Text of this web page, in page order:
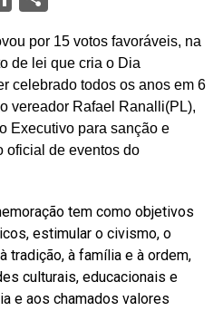
por 15 votos favoráveis, na
de lei que cria o Dia
celebrado todos os anos em 6
vereador Rafael Ranalli(PL),
Executivo para sanção e
oficial de eventos do
tem como objetivos
estimular o civismo, o
tradição, à família e à ordem,
culturais, educacionais e
e aos chamados valores